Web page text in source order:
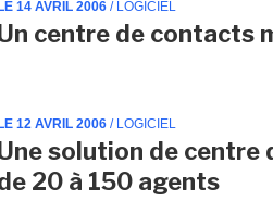
14 AVRIL 2006 / LOGICIEL
centre de contacts
12 AVRIL 2006 / LOGICIEL
solution de centre
20 à 150 agents